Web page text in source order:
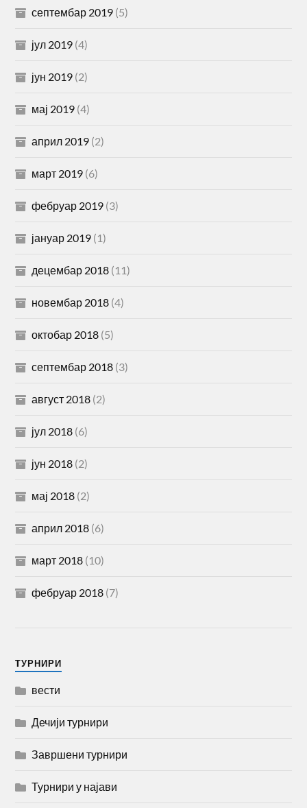
септембар 2019 (5)
јул 2019 (4)
јун 2019 (2)
мај 2019 (4)
април 2019 (2)
март 2019 (6)
фебруар 2019 (3)
јануар 2019 (1)
децембар 2018 (11)
новембар 2018 (4)
октобар 2018 (5)
септембар 2018 (3)
август 2018 (2)
јул 2018 (6)
јун 2018 (2)
мај 2018 (2)
април 2018 (6)
март 2018 (10)
фебруар 2018 (7)
TУРНИРИ
вести
Дечији турнири
Завршени турнири
Турнири у најави